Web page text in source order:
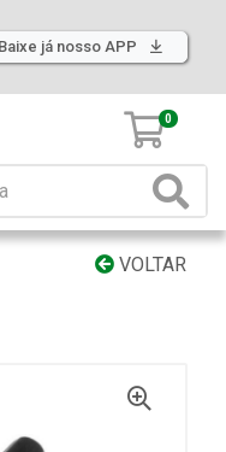
Baixe já nosso APP
0
VOLTAR